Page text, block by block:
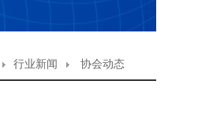
行业新闻 协会动态